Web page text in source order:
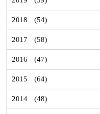
2018 (54)
2017 (58)
2016 (47)
2015 (64)
2014 (48)